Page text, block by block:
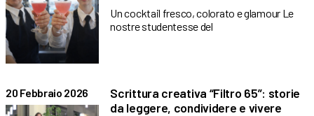
Un cocktail fresco, colorato e glamour Le
nostre studentesse del
20 Febbraio 2026
Scrittura creativa “Filtro 65”: storie
da leggere, condividere e vivere